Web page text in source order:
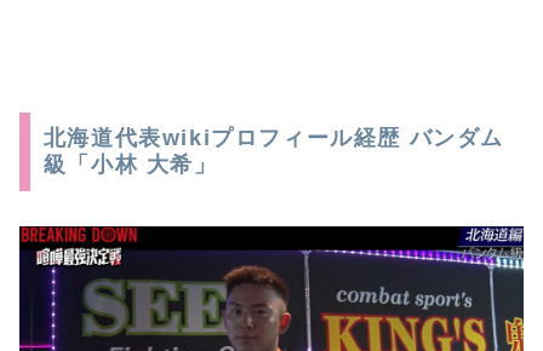
北海道代表wikiプロフィール経歴 バンダム
級「小林 大希」